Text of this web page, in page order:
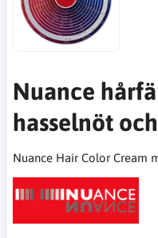
Nuance
hasselnöt
Nuance Hair Color Cream